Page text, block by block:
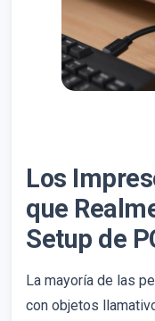
Los
que
Setup de
La mayoría de las
con objetos